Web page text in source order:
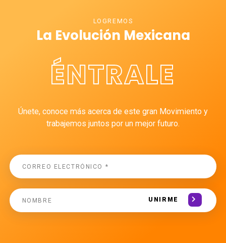
LOGREMOS
La Evolución Mexicana
ÉNTRALE
Únete, conoce más acerca de este gran Movimiento y
trabajemos juntos por un mejor futuro.
UNIRME